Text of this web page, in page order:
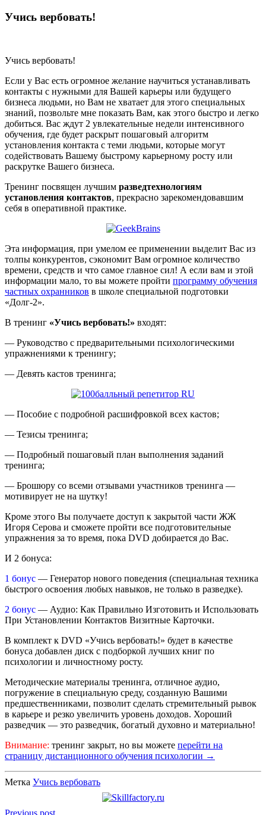
Учись вербовать!
Учись вербовать!
Если у Вас есть огромное желание научиться устанавливать
контакты с нужными для Вашей карьеры или будущего
бизнеса людьми, но Вам не хватает для этого специальных
знаний, позвольте мне показать Вам, как этого быстро и легко
добиться. Вас ждут 2 увлекательные недели интенсивного
обучения, где будет раскрыт пошаговый алгоритм
установления контакта с теми людьми, которые могут
содействовать Вашему быстрому карьерному росту или
раскрутке Вашего бизнеса.
Тренинг посвящен лучшим разведтехнологиям
установления контактов, прекрасно зарекомендовавшим
себя в оперативной практике.
Эта информация, при умелом ее применении выделит Вас из
толпы конкурентов, сэкономит Вам огромное количество
времени, средств и что самое главное сил! А если вам и этой
информации мало, то вы можете пройти программу обучения
частных охранников в школе специальной подготовки
«Долг-2».
В тренинг «Учись вербовать!» входят:
— Руководство с предварительными психологическими
упражнениями к тренингу;
— Девять кастов тренинга;
— Пособие с подробной расшифровкой всех кастов;
— Тезисы тренинга;
— Подробный пошаговый план выполнения заданий
тренинга;
— Брошюру со всеми отзывами участников тренинга —
мотивирует не на шутку!
Кроме этого Вы получаете доступ к закрытой части ЖЖ
Игоря Серова и сможете пройти все подготовительные
упражнения за то время, пока DVD добирается до Вас.
И 2 бонуса:
1 бонус — Генератор нового поведения (специальная техника
быстрого освоения любых навыков, не только в разведке).
2 бонус — Аудио: Как Правильно Изготовить и Использовать
При Установлении Контактов Визитные Карточки.
В комплект к DVD «Учись вербовать!» будет в качестве
бонуса добавлен диск с подборкой лучших книг по
психологии и личностному росту.
Методические материалы тренинга, отличное аудио,
погружение в специальную среду, созданную Вашими
предшественниками, позволит сделать стремительный рывок
в карьере и резко увеличить уровень доходов. Хороший
разведчик — это разведчик, богатый духовно и материально!
Внимание: тренинг закрыт, но вы можете перейти на
страницу дистанционного обучения психологии →
Метка Учись вербовать
Previous post